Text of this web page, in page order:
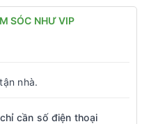
SÓC NHƯ VIP
tận nhà.
chỉ cần số điện thoại